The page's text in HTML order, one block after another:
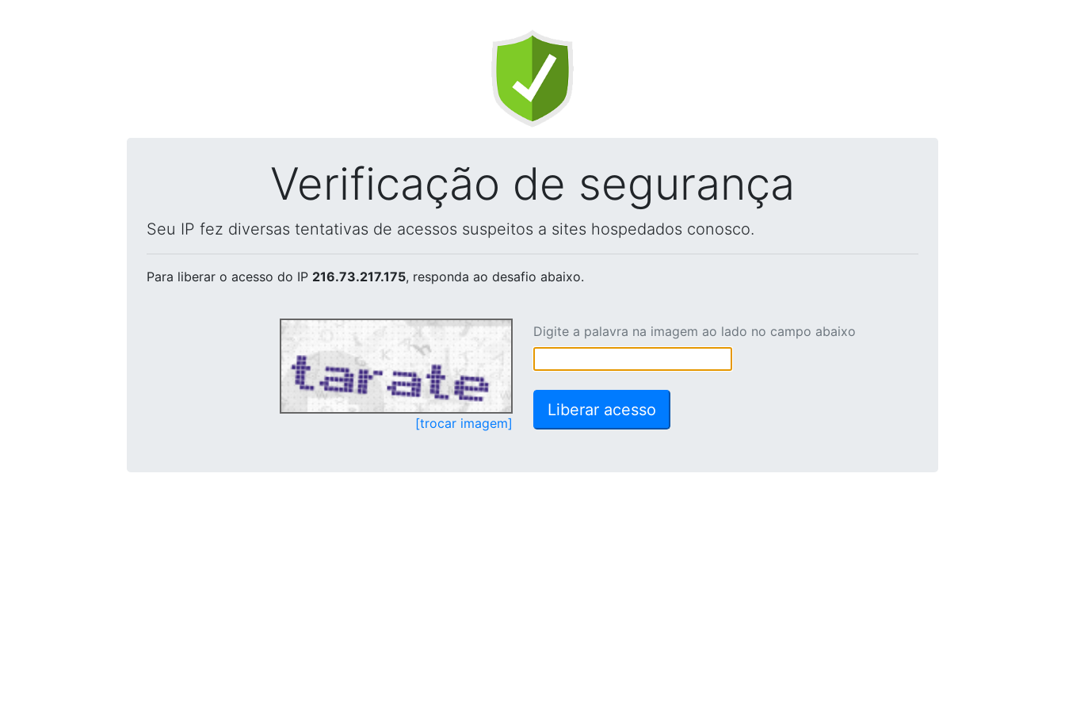
Verificação de segurança
Seu IP fez diversas tentativas de acessos suspeitos a sites hospedados conosco.
Para liberar o acesso do IP 216.73.217.175, responda ao desafio abaixo.
[trocar imagem]
Digite a palavra na imagem ao lado no campo abaixo